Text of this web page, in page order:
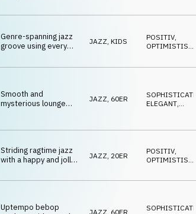
tour
Genre-spanning jazz
groove using every
box
JAZZ, KIDS POSITIV
OPTIMISTISCH
Smooth and
mysterious lounge
Vegas, casinos,
anything set in New
York
JAZZ, 60ER
ELEGANT
Striding ragtime jazz
with a happy and jolly
JAZZ 20ER POSITIV,
OPTIMISTISCH
Uptempo bebop
JAZZ, 60ER